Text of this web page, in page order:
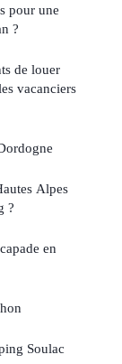
pour une
?
de louer
vacanciers
Alpes
?
en
Soulac